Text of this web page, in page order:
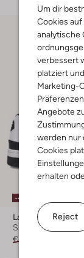
Um dir
Cookies
analytische
verbessert
platziert
Marketing-
Angebote
werden nur
Cookies
erhalten
Reject
-40%
Lacoste
Sneaker Low
€ 84,99